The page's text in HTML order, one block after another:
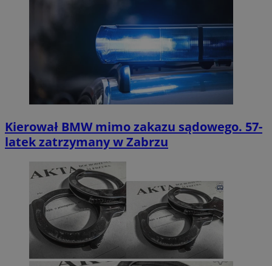
Kierował BMW mimo zakazu sądowego. 57-
latek zatrzymany w Zabrzu